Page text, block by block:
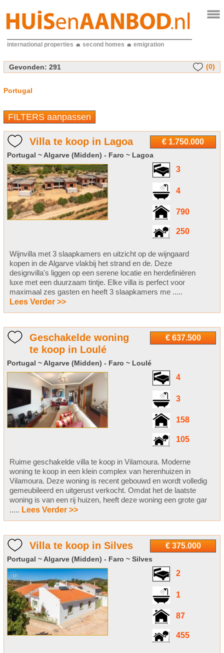
international properties second homes emigration
Gevonden: 291 (0)
Portugal
FILTERS aanpassen
€ 1.750.000
Villa te koop in Lagoa
Portugal ~ Algarve (Midden) - Faro ~ Lagoa
3
4
790
250
Wijnvilla met 3 slaapkamers en uitzicht op de wijngaard
kopen in de Algarve vlakbij het strand en de. Deze
designvilla's liggen op een serene locatie en herdefiniëren
luxe met een duurzaam tintje. Elke villa is perfect voor
maximaal zes gasten en heeft 3 slaapkamers me .....
Lees Verder >>
€ 637.500
Geschakelde woning
te koop in Loulé
Portugal ~ Algarve (Midden) - Faro ~ Loulé
4
3
158
105
Ruime geschakelde villa te koop in Vilamoura. Moderne
woning te koop in een klein complex van herenhuizen in
Vilamoura. Deze woning is recent gebouwd en wordt volledig
gemeubileerd en uitgerust verkocht. Omdat het de laatste
woning is van een rij huizen, heeft deze woning een grote gar
..... Lees Verder >>
€ 375.000
Villa te koop in Silves
Portugal ~ Algarve (Midden) - Faro ~ Silves
2
1
87
455